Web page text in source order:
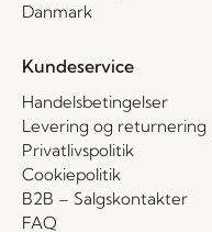
Danmark
Kundeservice
Handelsbetingelser
Levering og returnering
Privatlivspolitik
Cookiepolitik
B2B – Salgskontakter
FAQ